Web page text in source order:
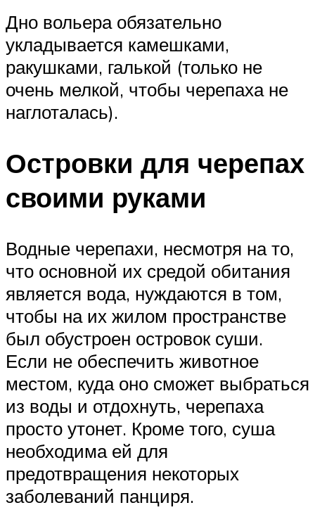
Дно вольера обязательно
укладывается камешками,
ракушками, галькой (только не
очень мелкой, чтобы черепаха не
наглоталась).
Островки для черепах
своими руками
Водные черепахи, несмотря на то,
что основной их средой обитания
является вода, нуждаются в том,
чтобы на их жилом пространстве
был обустроен островок суши.
Если не обеспечить животное
местом, куда оно сможет выбраться
из воды и отдохнуть, черепаха
просто утонет. Кроме того, суша
необходима ей для
предотвращения некоторых
заболеваний панциря.